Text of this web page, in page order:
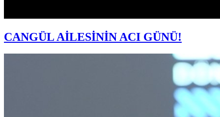
CANGÜL AİLESİNİN ACI GÜNÜ!